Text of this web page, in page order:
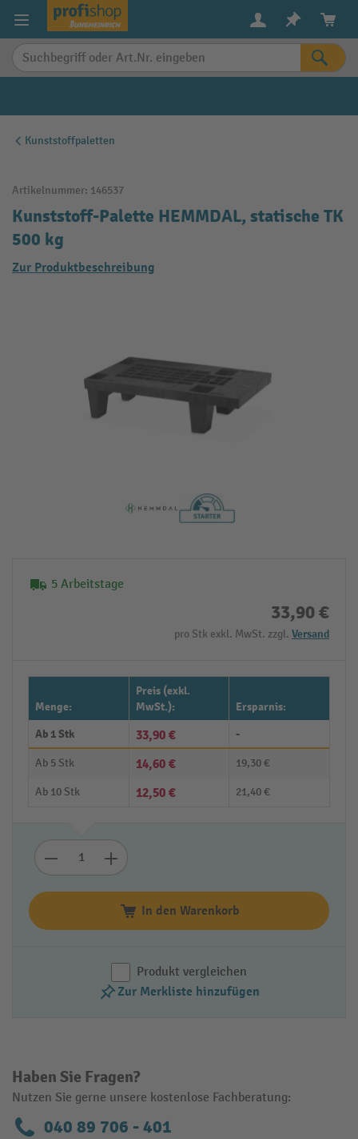
springen
Kunststoffpaletten
Artikelnummer: 146537
Kunststoff-Palette HEMMDAL, statische TK
500 kg
Zur Produktbeschreibung
5 Arbeitstage
33,90 €
pro Stk exkl. MwSt. zzgl. Versand
Menge:
Preis (exkl.
MwSt.):
Ersparnis:
Ab 1 Stk 33,90 € -
Ab 5 Stk 14,60 € 19,30 €
Ab 10 Stk 12,50 € 21,40 €
In den Warenkorb
Produkt vergleichen
Zur Merkliste hinzufügen
Haben Sie Fragen?
Nutzen Sie gerne unsere kostenlose Fachberatung:
040 89 706 - 401